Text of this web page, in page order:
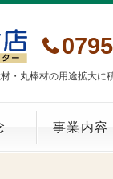
・丸棒材の用途拡大に
事業内容